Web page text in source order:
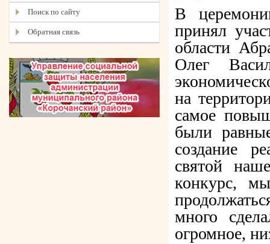
Поиск по сайту
Обратная связь
В
принял
области
Олег
на
самое
были
создание
святой
конкурс,
много
огромное,